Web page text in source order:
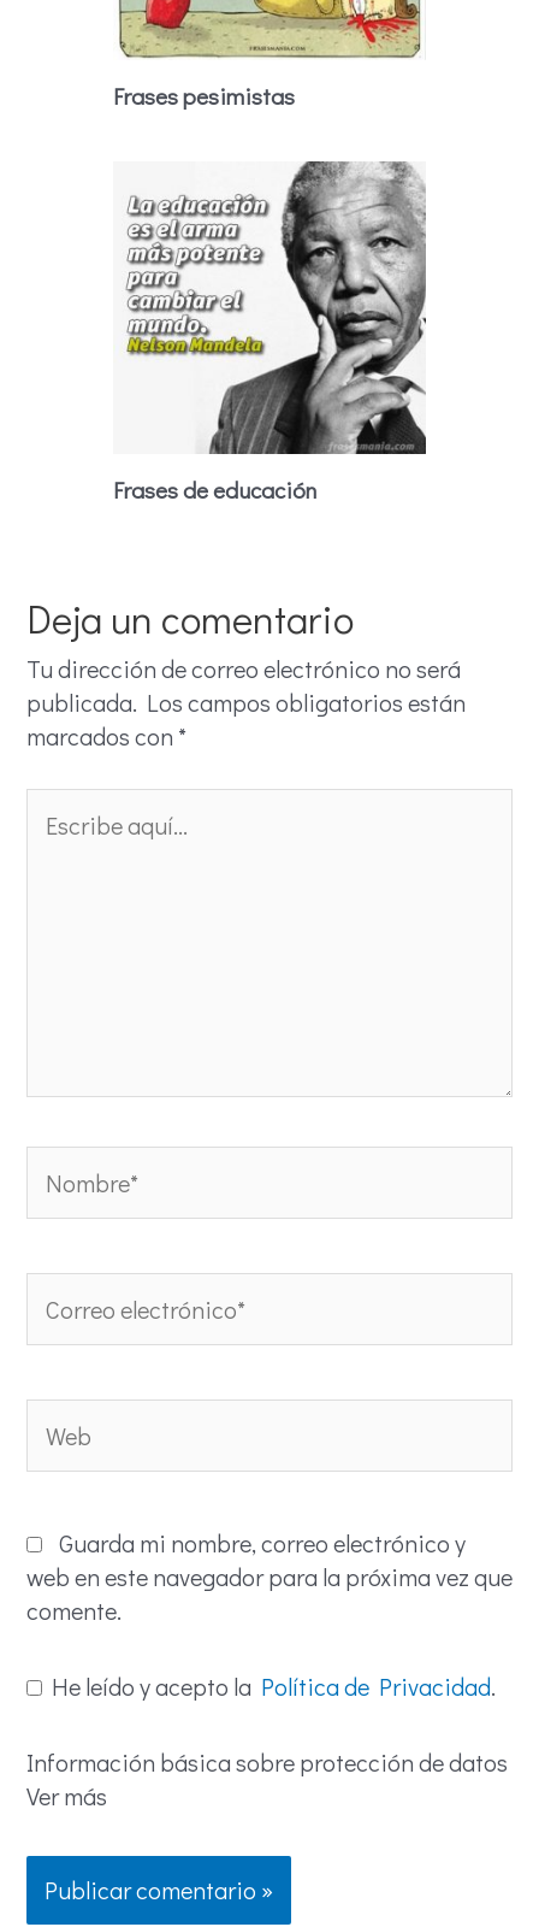
Frases pesimistas
Frases de educación
Deja un comentario
Tu dirección de correo electrónico no será
publicada. Los campos obligatorios están
marcados con *
aquí...
electrónico*
Guarda mi nombre, correo electrónico y
web en este navegador para la próxima vez que
comente.
He leído y acepto la Política de Privacidad.
Información básica sobre protección de datos
Ver más